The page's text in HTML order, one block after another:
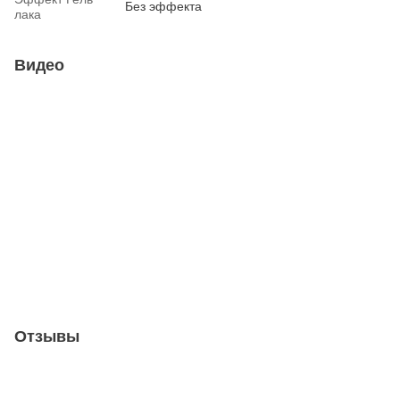
лака
Без эффекта
Видео
Отзывы